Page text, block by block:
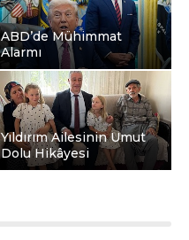
ABD’de Mühimmat
Alarmı
Yıldırım Ailesinin Umut
Dolu Hikâyesi